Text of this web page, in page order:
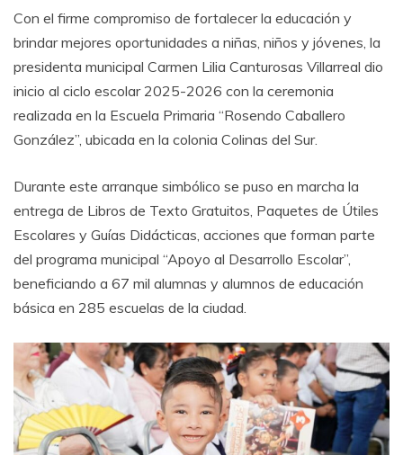
Con el firme compromiso de fortalecer la educación y
brindar mejores oportunidades a niñas, niños y jóvenes, la
presidenta municipal Carmen Lilia Canturosas Villarreal dio
inicio al ciclo escolar 2025-2026 con la ceremonia
realizada en la Escuela Primaria “Rosendo Caballero
González”, ubicada en la colonia Colinas del Sur.
Durante este arranque simbólico se puso en marcha la
entrega de Libros de Texto Gratuitos, Paquetes de Útiles
Escolares y Guías Didácticas, acciones que forman parte
del programa municipal “Apoyo al Desarrollo Escolar”,
beneficiando a 67 mil alumnas y alumnos de educación
básica en 285 escuelas de la ciudad.